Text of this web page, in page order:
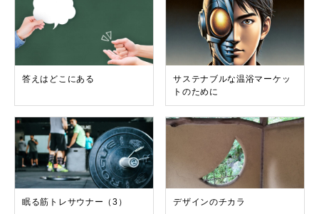
答えはどこにある
サステナブルな温浴マーケッ
トのために
眠る筋トレサウナー（3） デザインのチカラ